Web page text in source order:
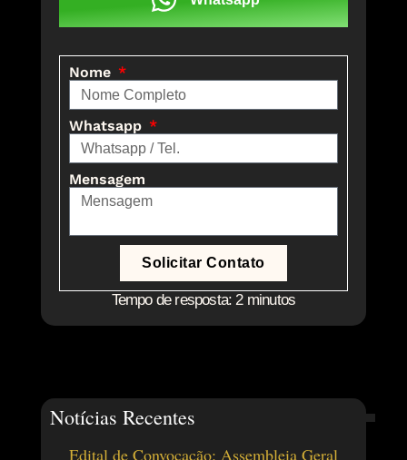
Nome
Whatsapp
Mensagem
Solicitar Contato
Tempo de resposta: 2 minutos
Notícias Recentes
Edital de Convocação: Assembleia Geral